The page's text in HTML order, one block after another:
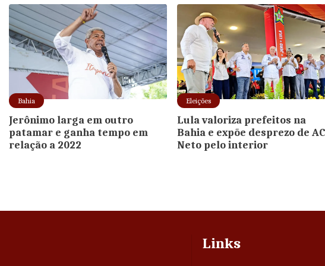
Bahia
Jerônimo larga em outro
patamar e ganha tempo em
relação a 2022
Eleições
Lula valoriza prefeitos na
Bahia e expõe desprezo de
Neto pelo interior
Links